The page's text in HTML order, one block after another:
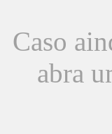
Caso
abra